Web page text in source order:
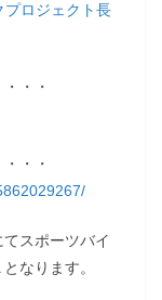
プロジェクト長
・・・
・・・
スポーツバイ
なります。